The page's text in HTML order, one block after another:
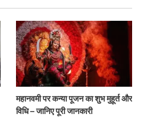
महानवमी पर कन्या पूजन का शुभ मुहूर्त और
विधि – जानिए पूरी जानकारी